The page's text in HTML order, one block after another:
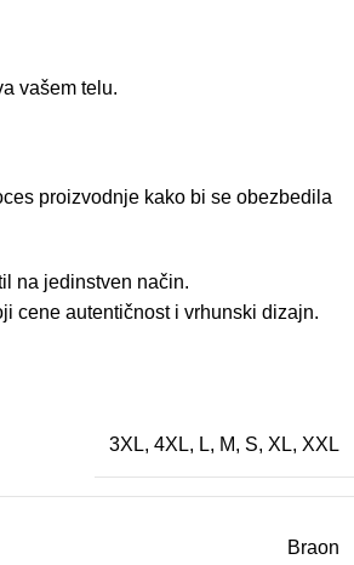
vašem telu.
proizvodnje kako bi se obezbedila
na jedinstven način.
cene autentičnost i vrhunski dizajn.
3XL, 4XL, L, M, S, XL, XXL
Braon